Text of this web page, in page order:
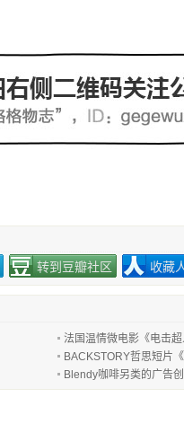
转到豆瓣社区 收藏
法国温情微电影《电击
BACKSTORY哲思短片《
Blendy咖啡另类的广告